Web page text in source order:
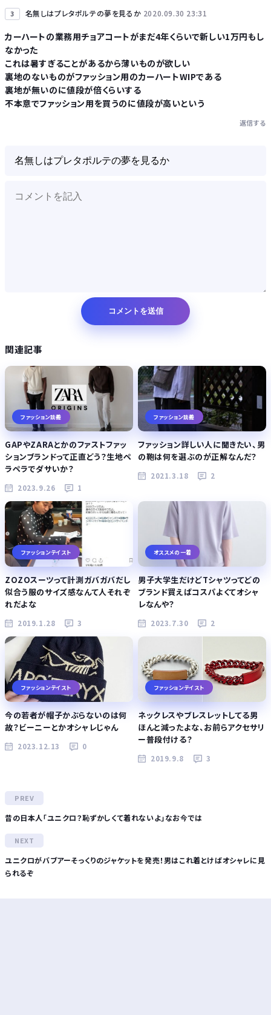
3 名無しはプレタポルテの夢を見るか 2020.09.30 23:31
カーハートの業務用チョアコートがまだ4年くらいで新しい1万円もし
なかった
これは暑すぎることがあるから薄いものが欲しい
裏地のないものがファッション用のカーハートWIPである
裏地が無いのに値段が倍くらいする
不本意でファッション用を買うのに値段が高いという
返信する
関連記事
ファッション談義
GAPやZARAとかのファストファッ
ションブランドって正直どう？生地ペ
ラペラでダサいか？
2023.9.26 1
ファッション談義
ファッション詳しい人に聞きたい、男
の鞄は何を選ぶのが正解なんだ？
2021.3.18 2
ファッションテイスト
ZOZOスーツって計測ガバガバだし
似合う服のサイズ感なんて人それぞ
れだよな
2019.1.28 3
オススメの一着
男子大学生だけどTシャツってどの
ブランド買えばコスパよくてオシャ
レなんや？
2023.7.30 2
ファッションテイスト
今の若者が帽子かぶらないのは何
故？ビーニーとかオシャレじゃん
2023.12.13 0
ファッションテイスト
ネックレスやブレスレットしてる男
ほんと減ったよな、お前らアクセサリ
ー普段付ける？
2019.9.8 3
昔の日本人「ユニクロ？恥ずかしくて着れないよ」なお今では
ユニクロがバブアーそっくりのジャケットを発売！男はこれ着とけばオシャレに見
られるぞ